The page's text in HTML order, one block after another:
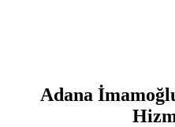
Adana